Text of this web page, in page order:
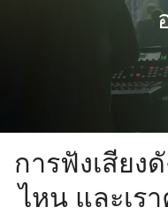
การฟังเสียง
ไหน และเร